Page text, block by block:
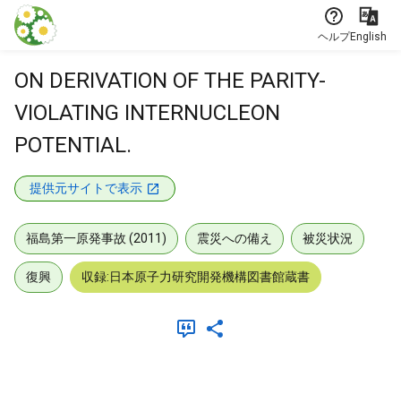
本文に飛ぶ
ヘルプEnglish
ON DERIVATION OF THE PARITY-
VIOLATING INTERNUCLEON
POTENTIAL.
提供元サイトで表示
福島第一原発事故 (2011) 震災への備え 被災状況
復興 収録:日本原子力研究開発機構図書館蔵書